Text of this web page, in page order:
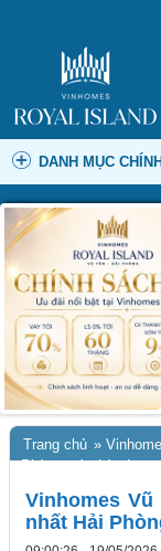
DANH MỤC CHÍNH
Trang chủ »
Phòng mùa hè này
Vinhomes
nhất Hải